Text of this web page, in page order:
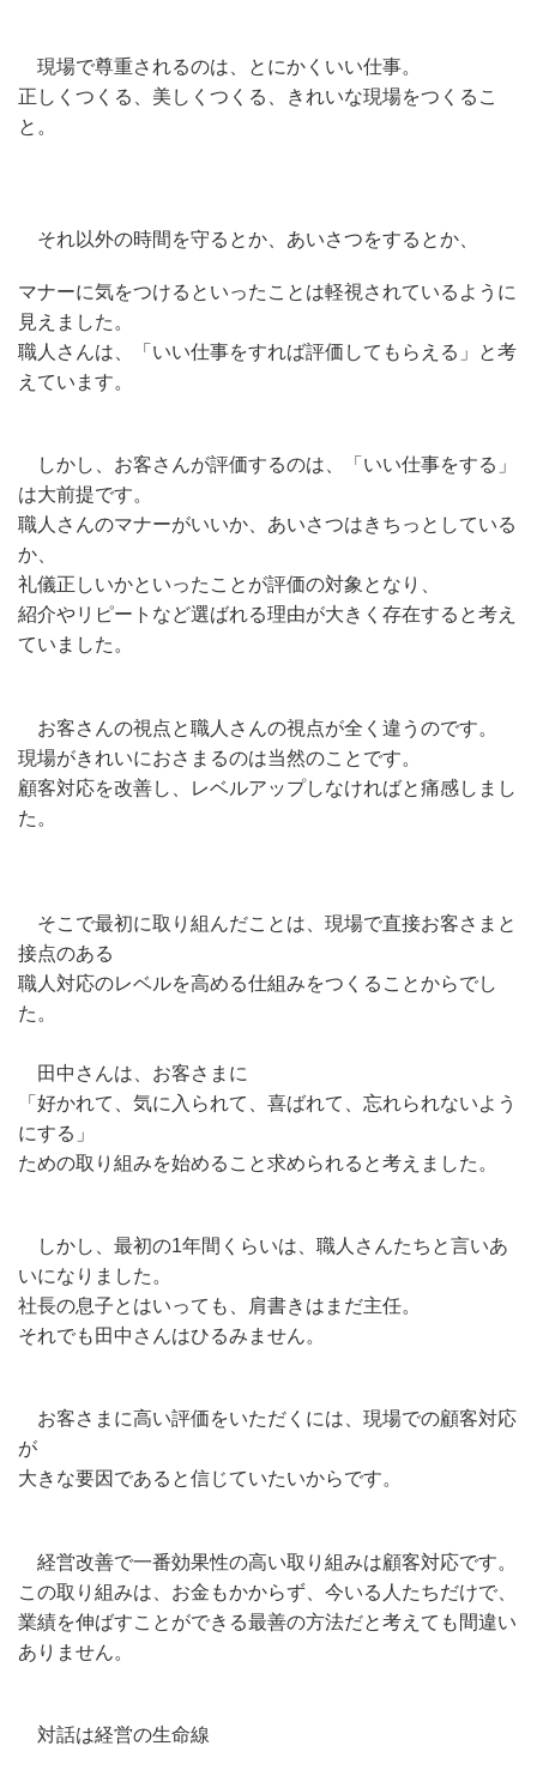
現場で尊重されるのは、とにかくいい仕事。
正しくつくる、美しくつくる、きれいな現場をつくるこ
と。
それ以外の時間を守るとか、あいさつをするとか、
マナーに気をつけるといったことは軽視されているように
見えました。
職人さんは、「いい仕事をすれば評価してもらえる」と考
えています。
しかし、お客さんが評価するのは、「いい仕事をする」
は大前提です。
職人さんのマナーがいいか、あいさつはきちっとしている
か、
礼儀正しいかといったことが評価の対象となり、
紹介やリピートなど選ばれる理由が大きく存在すると考え
ていました。
お客さんの視点と職人さんの視点が全く違うのです。
現場がきれいにおさまるのは当然のことです。
顧客対応を改善し、レベルアップしなければと痛感しまし
た。
そこで最初に取り組んだことは、現場で直接お客さまと
接点のある
職人対応のレベルを高める仕組みをつくることからでし
た。
田中さんは、お客さまに
「好かれて、気に入られて、喜ばれて、忘れられないよう
にする」
ための取り組みを始めること求められると考えました。
しかし、最初の1年間くらいは、職人さんたちと言いあ
いになりました。
社長の息子とはいっても、肩書きはまだ主任。
それでも田中さんはひるみません。
お客さまに高い評価をいただくには、現場での顧客対応
が
大きな要因であると信じていたいからです。
経営改善で一番効果性の高い取り組みは顧客対応です。
この取り組みは、お金もかからず、今いる人たちだけで、
業績を伸ばすことができる最善の方法だと考えても間違い
ありません。
対話は経営の生命線